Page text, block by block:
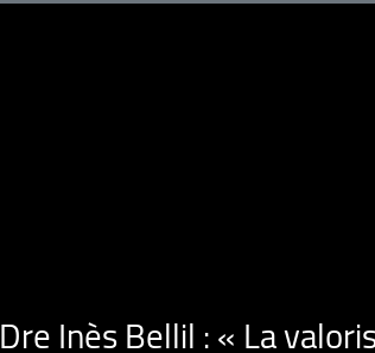
Dre Inès Bellil : « La